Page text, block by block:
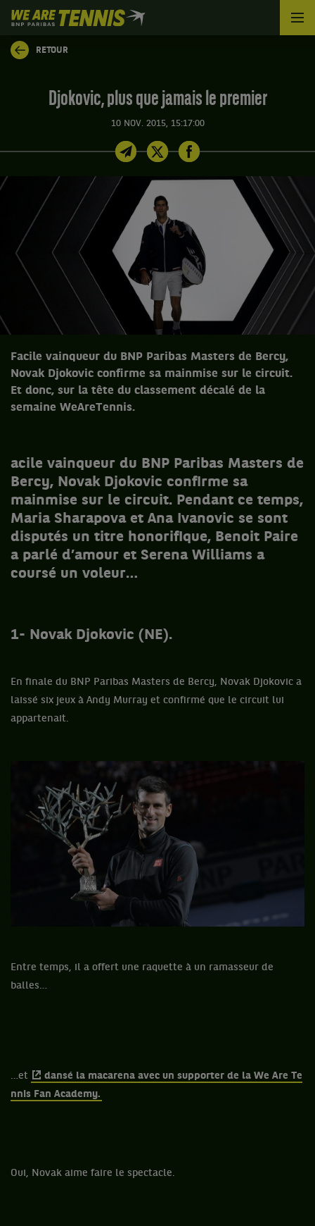
We
are
Tennis
by
RETOUR
Djokovic, plus que jamais le premier
10 NOV. 2015, 15:17:00
Facile vainqueur du BNP Paribas Masters de Bercy,
Novak Djokovic confirme sa mainmise sur le circuit.
Et donc, sur la tête du classement décalé de la
semaine WeAreTennis.
acile vainqueur du BNP Paribas Masters de
Bercy, Novak Djokovic confirme sa
mainmise sur le circuit. Pendant ce temps,
Maria Sharapova et Ana Ivanovic se sont
disputés un titre honorifique, Benoit Paire
a parlé d’amour et Serena Williams a
coursé un voleur…
1- Novak Djokovic (NE).
En finale du BNP Paribas Masters de Bercy, Novak Djokovic a
laissé six jeux à Andy Murray et confirmé que le circuit lui
appartenait.
Entre temps, il a offert une raquette à un ramasseur de
balles…
…et
dansé la macarena avec un supporter de la We Are Te
nnis Fan Academy.
Oui, Novak aime faire le spectacle.